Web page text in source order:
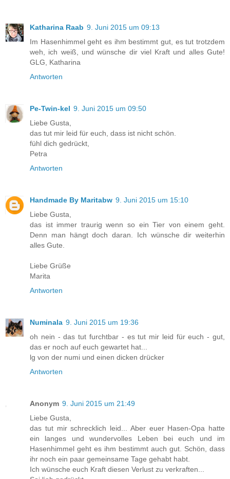
Katharina Raab 9. Juni 2015 um 09:13
Im Hasenhimmel geht es ihm bestimmt gut, es tut trotzdem
weh, ich weiß, und wünsche dir viel Kraft und alles Gute!
GLG, Katharina
Antworten
Pe-Twin-kel 9. Juni 2015 um 09:50
Liebe Gusta,
das tut mir leid für euch, dass ist nicht schön.
fühl dich gedrückt,
Petra
Antworten
Handmade By Maritabw 9. Juni 2015 um 15:10
Liebe Gusta,
das ist immer traurig wenn so ein Tier von einem geht.
Denn man hängt doch daran. Ich wünsche dir weiterhin
alles Gute.
Liebe Grüße
Marita
Antworten
Numinala 9. Juni 2015 um 19:36
oh nein - das tut furchtbar - es tut mir leid für euch - gut,
das er noch auf euch gewartet hat...
lg von der numi und einen dicken drücker
Antworten
Anonym 9. Juni 2015 um 21:49
Liebe Gusta,
das tut mir schrecklich leid... Aber euer Hasen-Opa hatte
ein langes und wundervolles Leben bei euch und im
Hasenhimmel geht es ihm bestimmt auch gut. Schön, dass
ihr noch ein paar gemeinsame Tage gehabt habt.
Ich wünsche euch Kraft diesen Verlust zu verkraften...